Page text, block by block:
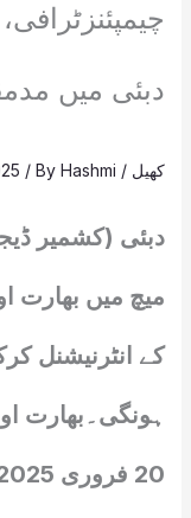
دبئی میں
کھیل /
/ ByHashmi
دبئی (کشمیر
میچ میں بھارت
کے انٹرنیشنل
ہونگی۔بھارت